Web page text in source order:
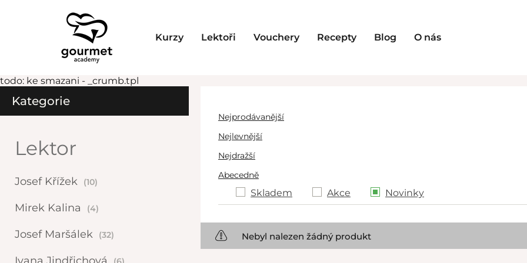
Kurzy Lektoři Vouchery Recepty Blog O nás
todo: ke smazani - _crumb.tpl
Kategorie
Lektor
Josef Křížek (10)
Mirek Kalina (4)
Josef Maršálek (32)
Nejprodávanější
Nejlevnější
Nejdražší
Abecedně
Skladem Akce Novinky
Nebyl nalezen žádný produkt